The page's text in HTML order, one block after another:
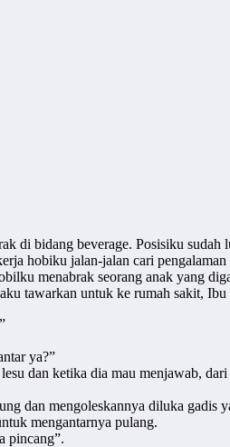
di bidang beverage. Posisiku
hobiku jalan-jalan cari pengalaman
menabrak seorang anak yang
tawarkan untuk ke rumah sakit,
ya?”
dan ketika dia mau menjawab,
dan mengoleskannya diluka
mengantarnya pulang.
pincang”.